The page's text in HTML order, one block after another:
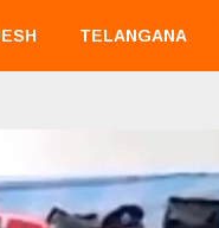
TELANGANA